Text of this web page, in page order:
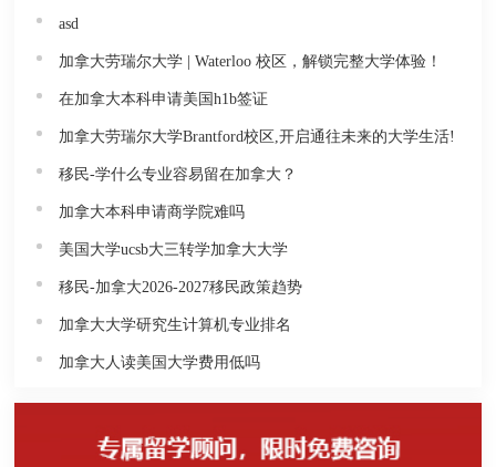
asd
加拿大劳瑞尔大学 | Waterloo 校区，解锁完整大学体验！
在加拿大本科申请美国h1b签证
加拿大劳瑞尔大学Brantford校区,开启通往未来的大学生活!
移民-学什么专业容易留在加拿大？
加拿大本科申请商学院难吗
美国大学ucsb大三转学加拿大大学
移民-加拿大2026-2027移民政策趋势
加拿大大学研究生计算机专业排名
加拿大人读美国大学费用低吗